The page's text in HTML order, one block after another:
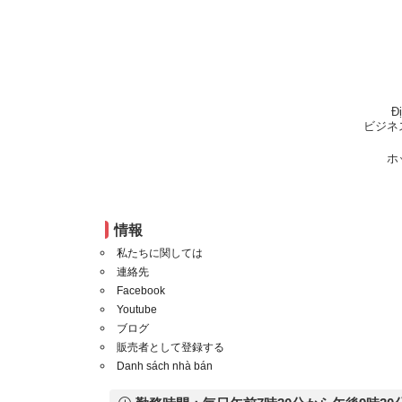
ビジ
ホ
情報
私たちに関しては
連絡先
Facebook
Youtube
ブログ
販売者として登録する
Danh sách nhà bán